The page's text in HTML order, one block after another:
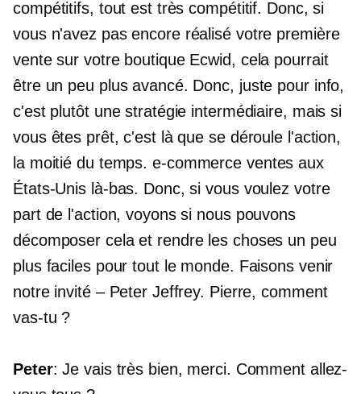
compétitifs, tout est très compétitif. Donc, si
vous n'avez pas encore réalisé votre première
vente sur votre boutique Ecwid, cela pourrait
être un peu plus avancé. Donc, juste pour info,
c'est plutôt une stratégie intermédiaire, mais si
vous êtes prêt, c'est là que se déroule l'action,
la moitié du temps. e-commerce ventes aux
États-Unis là-bas. Donc, si vous voulez votre
part de l'action, voyons si nous pouvons
décomposer cela et rendre les choses un peu
plus faciles pour tout le monde. Faisons venir
notre invité – Peter Jeffrey. Pierre, comment
vas-tu ?
Peter: Je vais très bien, merci. Comment allez-